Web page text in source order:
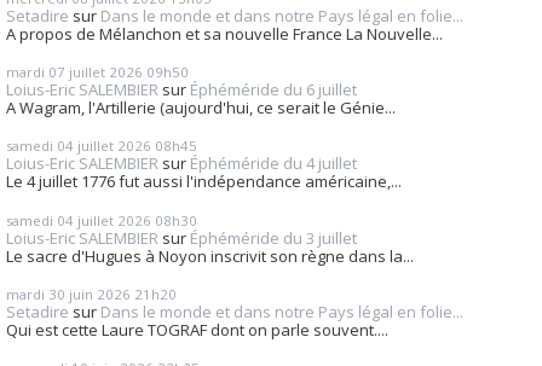
Setadire sur Dans le monde et dans notre Pays légal en folie...
A propos de Mélanchon et sa nouvelle France La Nouvelle...
mardi 07 juillet 2026 09h50
Loius-Eric SALEMBIER sur Éphéméride du 6 juillet
A Wagram, l'Artillerie (aujourd'hui, ce serait le Génie...
samedi 04 juillet 2026 08h45
Loius-Eric SALEMBIER sur Éphéméride du 4 juillet
Le 4 juillet 1776 fut aussi l'indépendance américaine,...
samedi 04 juillet 2026 08h30
Loius-Eric SALEMBIER sur Éphéméride du 3 juillet
Le sacre d'Hugues à Noyon inscrivit son règne dans la...
mardi 30 juin 2026 21h20
Setadire sur Dans le monde et dans notre Pays légal en folie...
Qui est cette Laure TOGRAF dont on parle souvent....